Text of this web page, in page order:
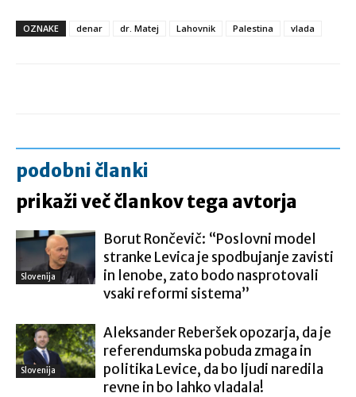
OZNAKE denar dr. Matej Lahovnik Palestina vlada
podobni članki
prikaži več člankov tega avtorja
Slovenija
Borut Rončevič: “Poslovni model
stranke Levica je spodbujanje zavisti
in lenobe, zato bodo nasprotovali
vsaki reformi sistema”
Slovenija
Aleksander Reberšek opozarja, da je
referendumska pobuda zmaga in
politika Levice, da bo ljudi naredila
revne in bo lahko vladala!